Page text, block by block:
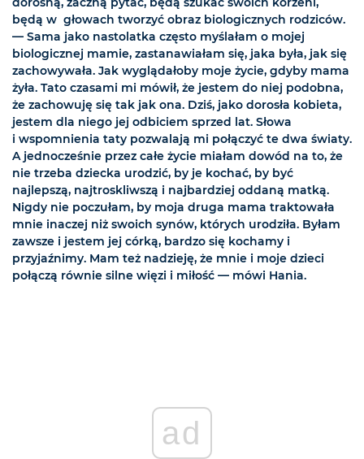
będą w głowach tworzyć obraz biologicznych rodziców.
— Sama jako nastolatka często myślałam o mojej
biologicznej mamie, zastanawiałam się, jaka była, jak się
zachowywała. Jak wyglądałoby moje życie, gdyby mama
żyła. Tato czasami mi mówił, że jestem do niej podobna,
że zachowuję się tak jak ona. Dziś, jako dorosła kobieta,
jestem dla niego jej odbiciem sprzed lat. Słowa
i wspomnienia taty pozwalają mi połączyć te dwa światy.
A jednocześnie przez całe życie miałam dowód na to, że
nie trzeba dziecka urodzić, by je kochać, by być
najlepszą, najtroskliwszą i najbardziej oddaną matką.
Nigdy nie poczułam, by moja druga mama traktowała
mnie inaczej niż swoich synów, których urodziła. Byłam
zawsze i jestem jej córką, bardzo się kochamy i
przyjaźnimy. Mam też nadzieję, że mnie i moje dzieci
połączą równie silne więzi i miłość — mówi Hania.
ad